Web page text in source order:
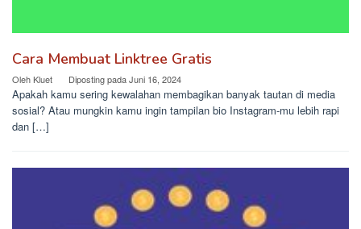
Cara Membuat Linktree Gratis
Oleh Kluet Diposting padaJuni 16, 2024
Apakah kamu sering kewalahan membagikan banyak tautan di media
sosial? Atau mungkin kamu ingin tampilan bio Instagram-mu lebih rapi
dan […]